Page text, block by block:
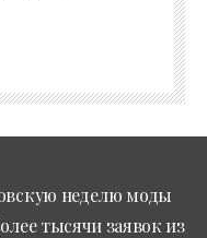
неделю моды
тысячи заявок из